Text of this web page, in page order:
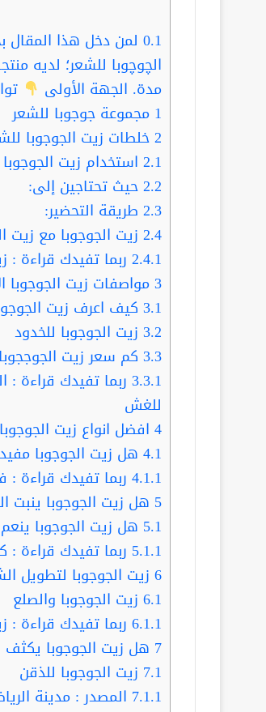
0.1 لمن دخل هذا
الچوچوبا للشعر؛ لديه
مدة. الجهة الأولى
1 مجموعة جوجوبا للشعر
2خلطات زيت الجوجوبا
2.1 استخدام زيت
2.2حيث تحتاجين إلى:
2.3 طريقة التحضير:
2.4 زيت الجوجوبا مع زيت
2.4.1 ربما تفيدك قراءة
3مواصفات زيت الجوجوبا
3.1 كيف اعرف زيت
3.2 زيت الجوجوبا للخدود
3.3 كم سعر زيت
3.3.1 ربما تفيدك قراءة :
للغش
4 افضل انواع زيت الجوجوبا
4.1 هل زيت الجوجوبا
4.1.1 ربما تفيدك قراءة :
5 هل زيت الجوجوبا ينبت
5.1 هل زيت الجوجوبا
5.1.1 ربما تفيدك قراءة :
6 زيت الجوجوبا لتطويل
6.1 زيت الجوجوبا والصلع
6.1.1 ربما تفيدك قراءة : زيت
7 هل زيت الجوجوبا يكثف
7.1 زيت الجوجوبا للذقن
7.1.1 المصدر : مدينة